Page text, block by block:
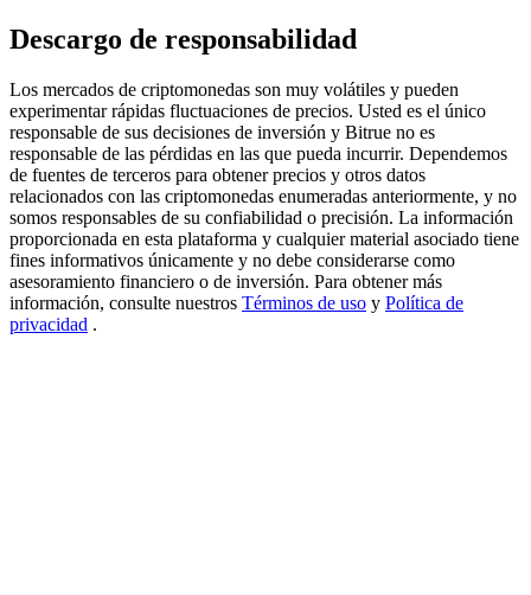
Precious Metals Trading Carnival
Trade Gold & Silver · 33,333 USDT Bonus
USDT New User Exclusive 10% APR
USDT Flexible Staking | Daily Rewards
Descargo de responsabilidad
Los mercados de criptomonedas son muy volátiles y pueden
experimentar rápidas fluctuaciones de precios. Usted es el único
responsable de sus decisiones de inversión y Bitrue no es
responsable de las pérdidas en las que pueda incurrir. Dependemos
de fuentes de terceros para obtener precios y otros datos
relacionados con las criptomonedas enumeradas anteriormente, y no
somos responsables de su confiabilidad o precisión. La información
proporcionada en esta plataforma y cualquier material asociado tiene
fines informativos únicamente y no debe considerarse como
asesoramiento financiero o de inversión. Para obtener más
información, consulte nuestros Términos de uso y Política de
privacidad .